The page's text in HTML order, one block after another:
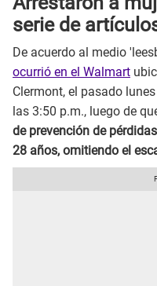
serie de
De acuerdo al medio
ocurrió en el Walmart
Clermont, el pasado
las 3:50 p.m., luego de
de prevención de
28 años, omitiendo el